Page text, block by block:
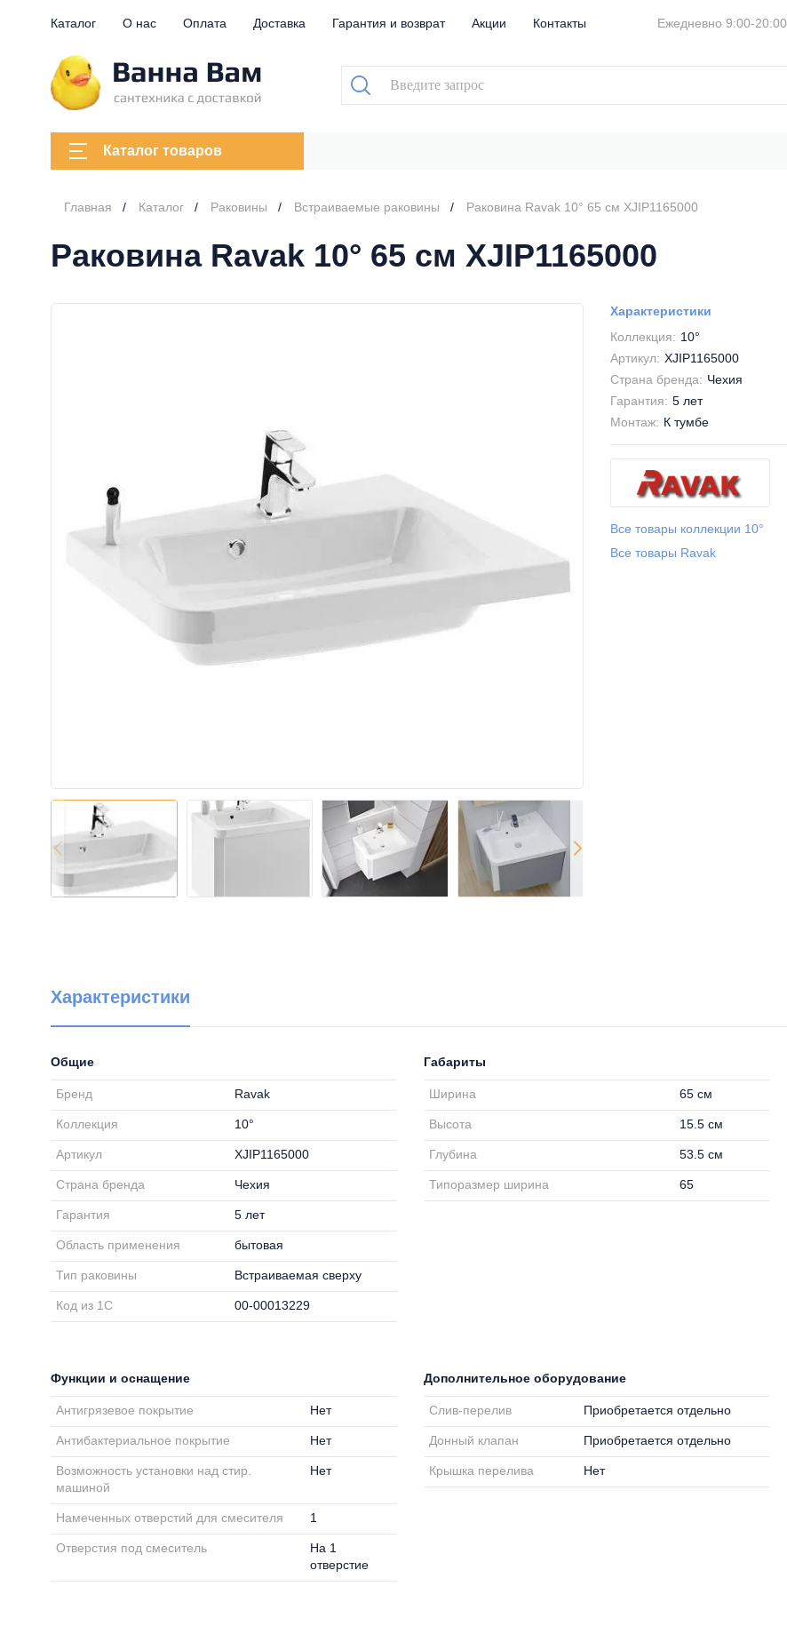
Каталог О нас Оплата Доставка Гарантия и возврат Акции Контакты Ежедневно 9:00-20:00
Каталог товаров
Главная Каталог Раковины Встраиваемые раковины Раковина Ravak 10° 65 см XJIP1165000
Раковина Ravak 10° 65 см XJIP1165000
Характеристики
Коллекция: 10°
Артикул: XJIP1165000
Страна бренда: Чехия
Гарантия: 5 лет
Монтаж: К тумбе
Все товары коллекции 10°
Все товары Ravak
Характеристики
Общие
Бренд Ravak
Коллекция 10°
Артикул XJIP1165000
Страна бренда Чехия
Гарантия 5 лет
Область применения бытовая
Тип раковины Встраиваемая сверху
Код из 1С 00-00013229
Габариты
Ширина 65 см
Высота 15.5 см
Глубина 53.5 см
Типоразмер ширина 65
Функции и оснащение
Антигрязевое покрытие Нет
Антибактериальное покрытие Нет
Возможность установки над стир.
машиной
Нет
Намеченных отверстий для смесителя 1
Отверстия под смеситель
На 1
отверстие
Дополнительное оборудование
Слив-перелив Приобретается отдельно
Донный клапан Приобретается отдельно
Крышка перелива Нет